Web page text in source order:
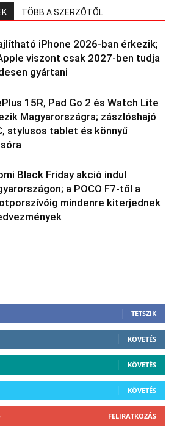
TÖBB A SZERZŐTŐL
iPhone 2026-ban érkezik;
viszont csak 2027-ben tudja
gyártani
15R, Pad Go 2 és Watch Lite
Magyarországra; zászlóshajó
stylusos tablet és könnyű
Black Friday akció indul
a POCO F7-től a
mindenre kiterjednek
TETSZIK
KÖVETÉS
KÖVETÉS
KÖVETÉS
FELIRATKOZÁS